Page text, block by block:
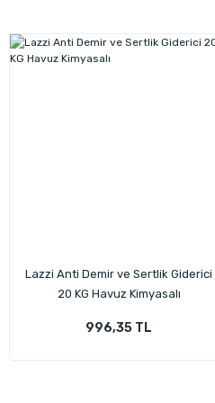
Lazzi Anti Demir ve Sertlik Giderici
20 KG Havuz Kimyasalı
996,35 TL